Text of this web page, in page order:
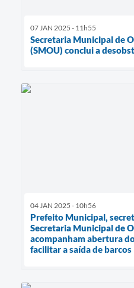
07 JAN 2025 - 11h55
Secretaria Municipal de
(SMOU) conclui a
04 JAN 2025 - 10h56
Prefeito Municipal,
Secretaria Municipal de
acompanham abertura
facilitar a saída de barcos